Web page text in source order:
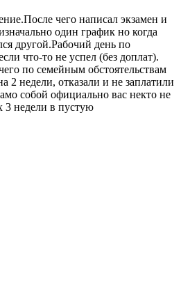
чего написал экзамен и
один график но когда
другой.Рабочий день по
что-то не успел (без доплат).
по семейным обстоятельствам
2 недели, отказали и не заплатили
собой официально вас некто не
3 недели в пустую